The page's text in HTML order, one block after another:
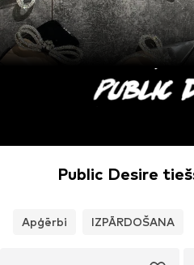
Public Desire
Apģērbi IZPĀRDOŠANA